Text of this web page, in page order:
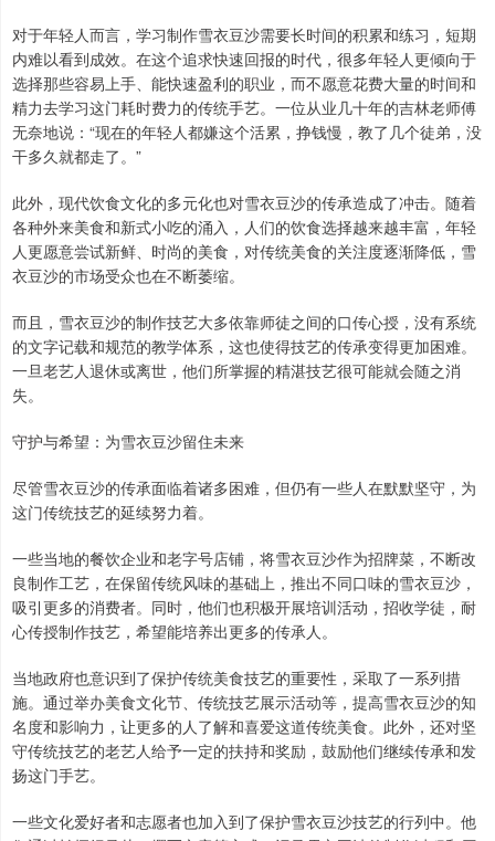
对于年轻人而言，学习制作雪衣豆沙需要长时间的积累和练习，短期
内难以看到成效。在这个追求快速回报的时代，很多年轻人更倾向于
选择那些容易上手、能快速盈利的职业，而不愿意花费大量的时间和
精力去学习这门耗时费力的传统手艺。一位从业几十年的吉林老师傅
无奈地说：“现在的年轻人都嫌这个活累，挣钱慢，教了几个徒弟，没
干多久就都走了。”
此外，现代饮食文化的多元化也对雪衣豆沙的传承造成了冲击。随着
各种外来美食和新式小吃的涌入，人们的饮食选择越来越丰富，年轻
人更愿意尝试新鲜、时尚的美食，对传统美食的关注度逐渐降低，雪
衣豆沙的市场受众也在不断萎缩。
而且，雪衣豆沙的制作技艺大多依靠师徒之间的口传心授，没有系统
的文字记载和规范的教学体系，这也使得技艺的传承变得更加困难。
一旦老艺人退休或离世，他们所掌握的精湛技艺很可能就会随之消
失。
守护与希望：为雪衣豆沙留住未来
尽管雪衣豆沙的传承面临着诸多困难，但仍有一些人在默默坚守，为
这门传统技艺的延续努力着。
一些当地的餐饮企业和老字号店铺，将雪衣豆沙作为招牌菜，不断改
良制作工艺，在保留传统风味的基础上，推出不同口味的雪衣豆沙，
吸引更多的消费者。同时，他们也积极开展培训活动，招收学徒，耐
心传授制作技艺，希望能培养出更多的传承人。
当地政府也意识到了保护传统美食技艺的重要性，采取了一系列措
施。通过举办美食文化节、传统技艺展示活动等，提高雪衣豆沙的知
名度和影响力，让更多的人了解和喜爱这道传统美食。此外，还对坚
守传统技艺的老艺人给予一定的扶持和奖励，鼓励他们继续传承和发
扬这门手艺。
一些文化爱好者和志愿者也加入到了保护雪衣豆沙技艺的行列中。他